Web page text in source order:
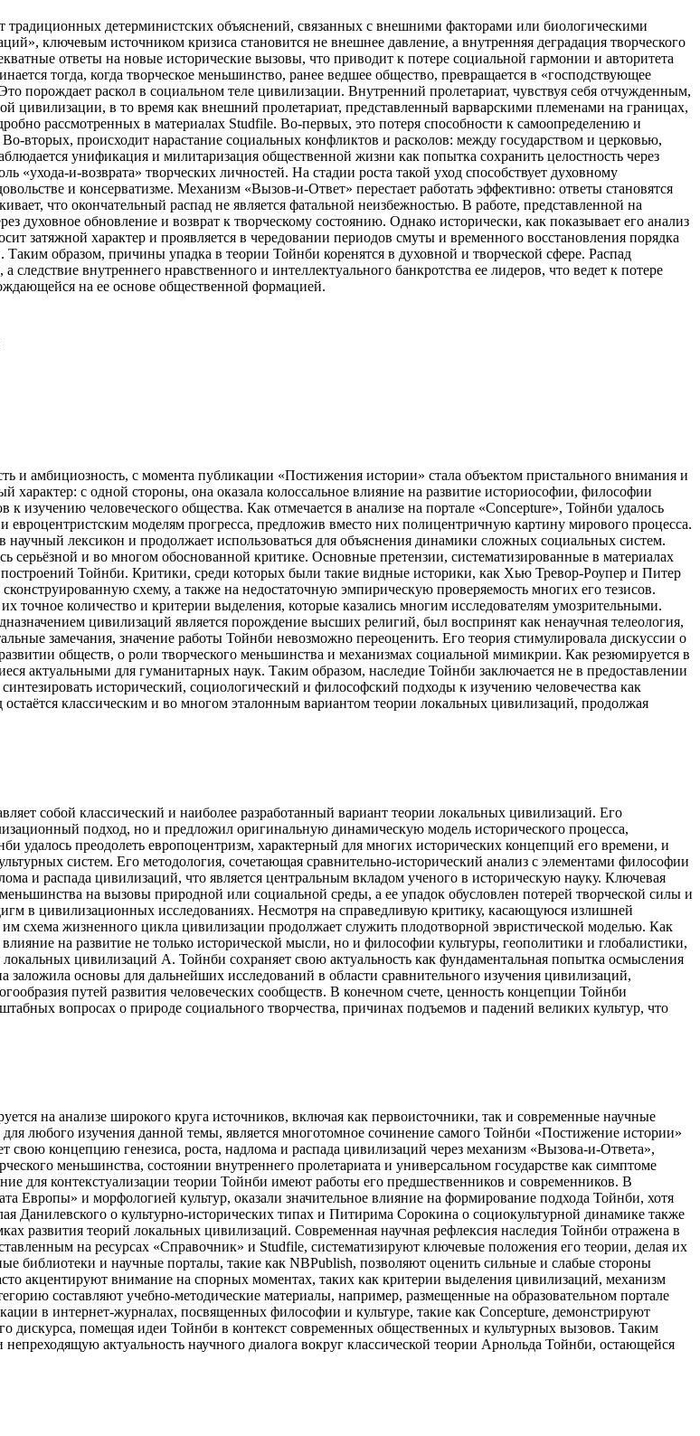
детерминистских объяснений, связанных с внешними факторами или биологическими
ключевым источником кризиса становится не внешнее давление, а внутренняя деградация творческого
ответы на новые исторические вызовы, что приводит к потере социальной гармонии и авторитета
тогда, когда творческое меньшинство, ранее ведшее общество, превращается в «господствующее
порождает раскол в социальном теле цивилизации. Внутренний пролетариат, чувствуя себя отчужденным,
цивилизации, в то время как внешний пролетариат, представленный варварскими племенами на границах,
рассмотренных в материалах Studfile. Во-первых, это потеря способности к самоопределению и
вторых, происходит нарастание социальных конфликтов и расколов: между государством и церковью,
унификация и милитаризация общественной жизни как попытка сохранить целостность через
«ухода-и-возврата» творческих личностей. На стадии роста такой уход способствует духовному
и консерватизме. Механизм «Вызов-и-Ответ» перестает работать эффективно: ответы становятся
что окончательный распад не является фатальной неизбежностью. В работе, представленной на
духовное обновление и возврат к творческому состоянию. Однако исторически, как показывает его анализ
затяжной характер и проявляется в чередовании периодов смуты и временного восстановления порядка
Таким образом, причины упадка в теории Тойнби коренятся в духовной и творческой сфере. Распад
внутреннего нравственного и интеллектуального банкротства ее лидеров, что ведет к потере
на ее основе общественной формацией.
и амбициозность, с момента публикации «Постижения истории» стала объектом пристального внимания и
характер: с одной стороны, она оказала колоссальное влияние на развитие историософии, философии
изучению человеческого общества. Как отмечается в анализе на портале «Concepture», Тойнби удалось
евроцентристским моделям прогресса, предложив вместо них полицентричную картину мирового процесса.
лексикон и продолжает использоваться для объяснения динамики сложных социальных систем.
серьёзной и во многом обоснованной критике. Основные претензии, систематизированные в материалах
Тойнби. Критики, среди которых были такие видные историки, как Хью Тревор-Роупер и Питер
схему, а также на недостаточную эмпирическую проверяемость многих его тезисов.
количество и критерии выделения, которые казались многим исследователям умозрительными.
цивилизаций является порождение высших религий, был воспринят как ненаучная телеология,
замечания, значение работы Тойнби невозможно переоценить. Его теория стимулировала дискуссии о
обществ, о роли творческого меньшинства и механизмах социальной мимикрии. Как резюмируется в
актуальными для гуманитарных наук. Таким образом, наследие Тойнби заключается не в предоставлении
исторический, социологический и философский подходы к изучению человечества как
классическим и во многом эталонным вариантом теории локальных цивилизаций, продолжая
собой классический и наиболее разработанный вариант теории локальных цивилизаций. Его
подход, но и предложил оригинальную динамическую модель исторического процесса,
удалось преодолеть европоцентризм, характерный для многих исторических концепций его времени, и
систем. Его методология, сочетающая сравнительно-исторический анализ с элементами философии
и распада цивилизаций, что является центральным вкладом ученого в историческую науку. Ключевая
на вызовы природной или социальной среды, а ее упадок обусловлен потерей творческой силы и
в цивилизационных исследованиях. Несмотря на справедливую критику, касающуюся излишней
схема жизненного цикла цивилизации продолжает служить плодотворной эвристической моделью. Как
на развитие не только исторической мысли, но и философии культуры, геополитики и глобалистики,
цивилизаций А. Тойнби сохраняет свою актуальность как фундаментальная попытка осмысления
основы для дальнейших исследований в области сравнительного изучения цивилизаций,
путей развития человеческих сообществ. В конечном счете, ценность концепции Тойнби
вопросах о природе социального творчества, причинах подъемов и падений великих культур, что
на анализе широкого круга источников, включая как первоисточники, так и современные научные
любого изучения данной темы, является многотомное сочинение самого Тойнби «Постижение истории»
свою концепцию генезиса, роста, надлома и распада цивилизаций через механизм «Вызова-и-Ответа»,
меньшинства, состоянии внутреннего пролетариата и универсальном государстве как симптоме
для контекстуализации теории Тойнби имеют работы его предшественников и современников. В
Европы» и морфологией культур, оказали значительное влияние на формирование подхода Тойнби, хотя
Данилевского о культурно-исторических типах и Питирима Сорокина о социокультурной динамике также
развития теорий локальных цивилизаций. Современная научная рефлексия наследия Тойнби отражена в
на ресурсах «Справочник» и Studfile, систематизируют ключевые положения его теории, делая их
библиотеки и научные порталы, такие как NBPublish, позволяют оценить сильные и слабые стороны
акцентируют внимание на спорных моментах, таких как критерии выделения цивилизаций, механизм
составляют учебно-методические материалы, например, размещенные на образовательном портале
в интернет-журналах, посвященных философии и культуре, такие как Concepture, демонстрируют
дискурса, помещая идеи Тойнби в контекст современных общественных и культурных вызовов. Таким
актуальность научного диалога вокруг классической теории Арнольда Тойнби, остающейся